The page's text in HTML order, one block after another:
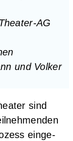
AG
und Vol­ker
sind
ein­ge­